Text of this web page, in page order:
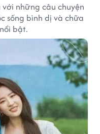
những câu chuyện
sống bình dị và chữa
bật.